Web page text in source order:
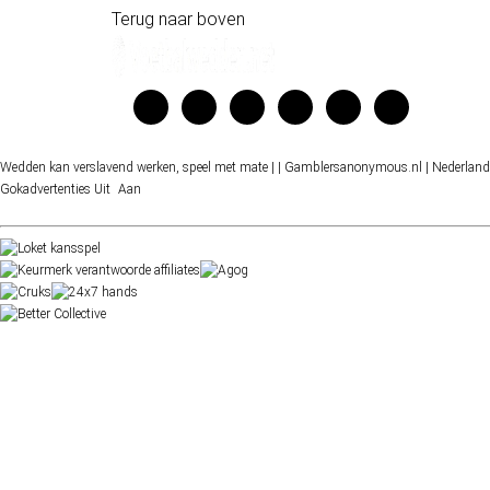
Terug naar boven
Wedden kan verslavend werken, speel met mate | | Gamblersanonymous.nl
|
Gokadvertenties Uit Aan